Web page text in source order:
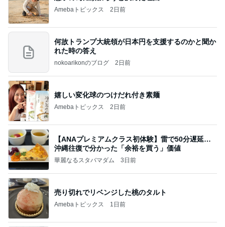
Amebaトピックス 2日前
何故トランプ大統領が日本円を支援するのかと聞か
れた時の答え
nokoarikonのブログ 2日前
嬉しい変化球のつけだれ付き素麺
Amebaトピックス 2日前
【ANAプレミアムクラス初体験】雷で50分遅延…
沖縄往復で分かった「余裕を買う」価値
華麗なるスタバマダム 3日前
売り切れでリベンジした桃のタルト
Amebaトピックス 1日前